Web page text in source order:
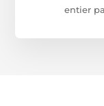
entier